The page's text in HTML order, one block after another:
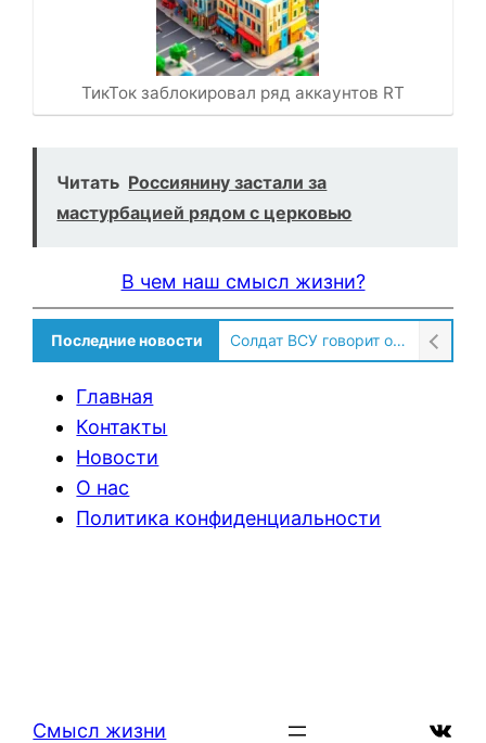
ТикТок заблокировал ряд аккаунтов RT
Читать Россиянину застали за
мастурбацией рядом с церковью
В чем наш смысл жизни?
Последние новости Солдат ВСУ говорит о том, чтобы продавали топливо для ремонта техники в Угледаре
Главная
Контакты
Новости
О нас
Политика конфиденциальности
Смысл жизни